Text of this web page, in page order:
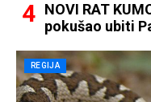
NOVI RAT
pokušao ubiti
REGIJA